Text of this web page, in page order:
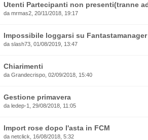
Utenti Partecipanti non presenti(tranne
da mrmas2 , 20/11/2018, 19:17
Impossibile loggarsi su Fantastamanager
da slash73 , 01/08/2019, 13:47
Chiarimenti
da Grandecrispo , 02/09/2018, 15:40
Gestione primavera
da ledep-1 , 29/08/2018, 11:05
Import rose dopo l'asta in FCM
da netclick , 16/08/2018, 5:32